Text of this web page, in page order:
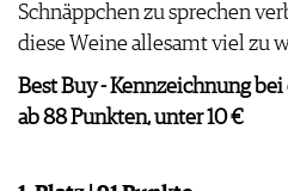
TRINKREIFETABELLE
ABO
WEINSUCHE
NEWSLETTER
Schnäppchen zu sprechen
diese Weine allesamt viel zu
Best Buy - Kennzeichnung
ab 88 Punkten, unter 10 €